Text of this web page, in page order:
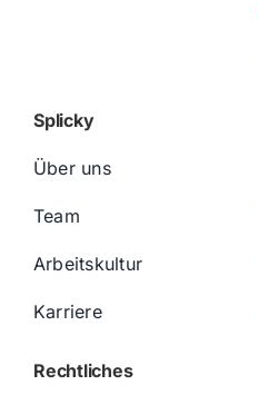
Splicky
Über uns
Team
Arbeitskultur
Karriere
Rechtliches